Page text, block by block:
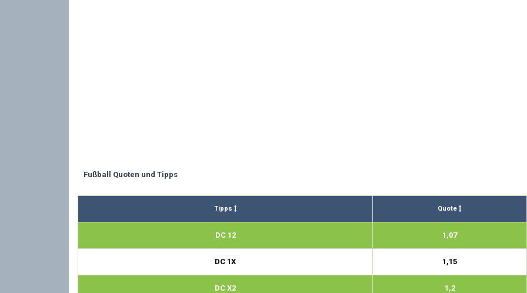
Fußball Quoten und Tipps
Tipps Quote
DC 12 1,07
DC 1X 1,15
DC X2 1,2